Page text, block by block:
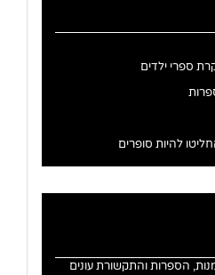
ספרי ילדים
להיות סופרים
הספרות והתקשורת עונים